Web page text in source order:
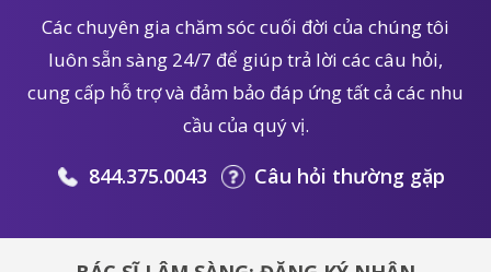
Các chuyên gia chăm sóc cuối đời của chúng tôi
luôn sẵn sàng 24/7 để giúp trả lời các câu hỏi,
cung cấp hỗ trợ và đảm bảo đáp ứng tất cả các nhu
cầu của quý vị.
844.375.0043 Câu hỏi thường gặp